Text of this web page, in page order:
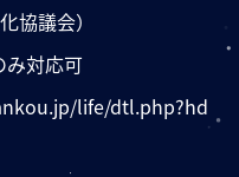
協議会）
対応可
life/dtl.php?hd